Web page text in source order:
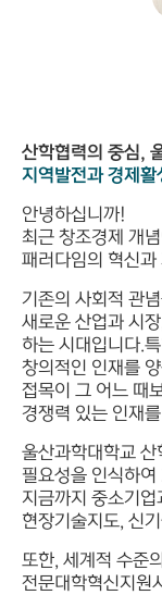
산학협력의 중심,
지역발전과 경제
안녕하십니까!
최근 창조경제 개
패러다임의 혁신
기존의 사회적 관
새로운 산업과 시
하는 시대입니다.
창의적인 인재를
접목이 그 어느 때
경쟁력 있는 인재
울산과학대학교 산
필요성을 인식하
지금까지 중소기
현장기술지도, 신
또한, 세계적 수준
전문대학혁신지원